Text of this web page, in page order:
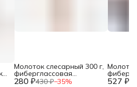
280 ₽430 ₽−35%
Молоток слесарный 300 г,
фиберглассовая
рукоятка, (шт.) 527 ₽